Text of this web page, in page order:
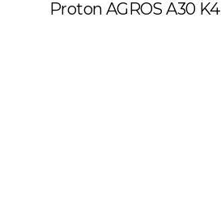
Proton AGROS A30 K4